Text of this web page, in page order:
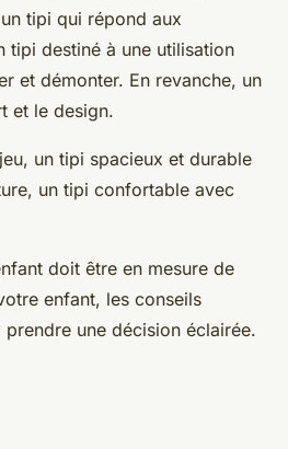
tipi qui répond aux
tipi destiné à une utilisation
et démonter. En revanche, un
et le design.
un tipi spacieux et durable
un tipi confortable avec
doit être en mesure de
enfant, les conseils
une décision éclairée.